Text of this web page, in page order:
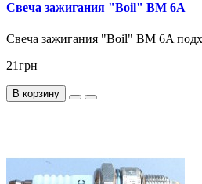
Свеча зажигания "Boil" BM 6A
Свеча зажигания "Boil" BM 6A
21грн
В корзину